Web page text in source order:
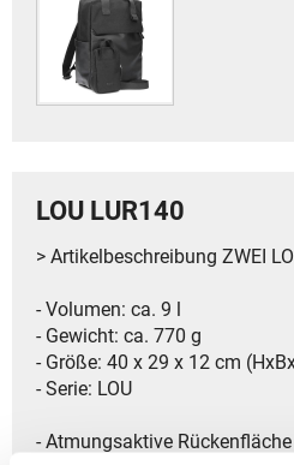
LOU LUR140
> Artikelbeschreibung ZWEI
- Volumen: ca. 9 l
- Gewicht: ca. 770 g
- Größe: 40 x 29 x 12 cm
- Serie: LOU
- Atmungsaktive